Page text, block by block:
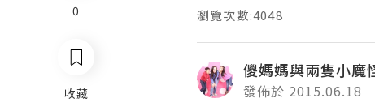
0
收藏
瀏覽次數:4048
儍媽媽與兩隻小魔
發佈於 2015.06.18